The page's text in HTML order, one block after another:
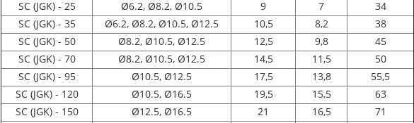
SC (JGK) - 25
Ø6.2, Ø8.2, Ø10.5 9 7
34
SC (JGK) - 35
Ø6.2, Ø8.2, Ø10.5, Ø12.5 10,5 8,2
38
SC (JGK) - 50
Ø8.2, Ø10.5, Ø12.5 12,5 9,8
45
SC (JGK) - 70
Ø8.2, Ø10.5, Ø12.5 14,5 11,5
50
SC (JGK) - 95
Ø10.5, Ø12.5 17,5 13,8
55,5
SC (JGK) - 120
Ø10.5, Ø16.5 19,5 15,5
63
SC (JGK) - 150
Ø12.5, Ø16.5 21 16,5
71